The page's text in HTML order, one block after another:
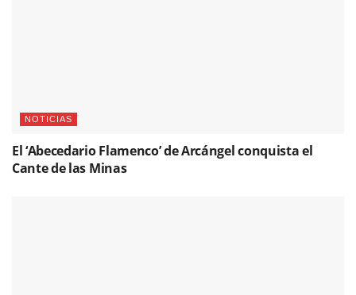
NOTICIAS
El ‘Abecedario Flamenco’ de Arcángel conquista el
Cante de las Minas